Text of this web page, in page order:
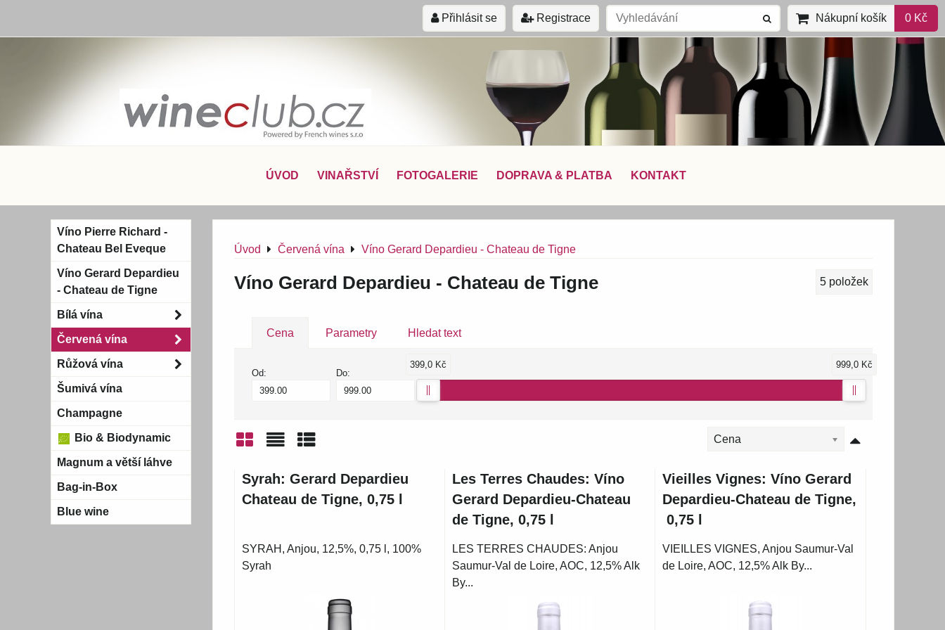
Přihlásit se Registrace Nákupní košík 0 Kč
ÚVOD VINAŘSTVÍ FOTOGALERIE DOPRAVA & PLATBA KONTAKT
Úvod Červená vína Víno Gerard Depardieu - Chateau de Tigne
Víno Gerard Depardieu - Chateau de Tigne 5 položek
Cena Parametry Hledat text
Od: Do:
399,0 Kč 999,0 Kč
Cena
Syrah: Gerard Depardieu
Chateau de Tigne, 0,75 l
SYRAH, Anjou, 12,5%, 0,75 l, 100%
Syrah
Les Terres Chaudes: Víno
Gerard Depardieu-Chateau
de Tigne, 0,75 l
LES TERRES CHAUDES: Anjou
Saumur-Val de Loire, AOC, 12,5% Alk
By...
Vieilles Vignes: Víno Gerard
Depardieu-Chateau de Tigne,
0,75 l
VIEILLES VIGNES, Anjou Saumur-Val
de Loire, AOC, 12,5% Alk By...
Víno Pierre Richard -
Chateau Bel Eveque
Víno Gerard Depardieu
- Chateau de Tigne
Bílá vína
Červená vína
Růžová vína
Šumivá vína
Champagne
Bio & Biodynamic
Magnum a větší láhve
Bag-in-Box
Blue wine